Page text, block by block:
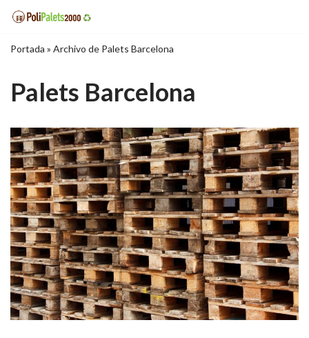
al
Portada » Archivo de Palets Barcelona
Palets Barcelona